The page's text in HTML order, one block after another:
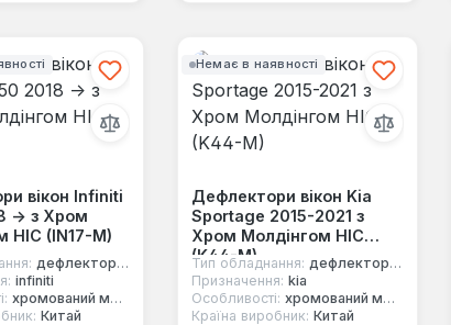
вікон Infiniti
-> з Хром
HIC (IN17-M)
дефлектори вікон
infiniti
хромований молдинг
Китай
Немає в наявності
Дефлектори вікон Kia
Sportage 2015-2021 з
Хром Молдінгом HIC
(K44-M)
Тип обладнання: дефлектори вікон
Призначення: kia
Особливості: хромований молдинг
Країна виробник: Китай